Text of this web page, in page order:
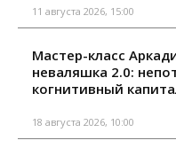
11 августа 2026, 15:00
Мастер-класс
неваляшка 2.0:
когнитивный
18 августа 2026, 10:00